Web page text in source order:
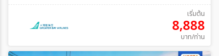
เริ่มต้น
8,888
บาท/ท่าน